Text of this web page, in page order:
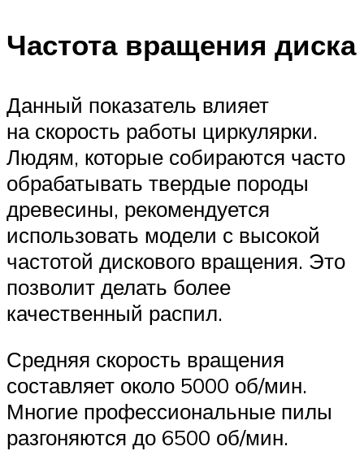
Частота вращения диска
Данный показатель влияет
на скорость работы циркулярки.
Людям, которые собираются часто
обрабатывать твердые породы
древесины, рекомендуется
использовать модели с высокой
частотой дискового вращения. Это
позволит делать более
качественный распил.
Средняя скорость вращения
составляет около 5000 об/мин.
Многие профессиональные пилы
разгоняются до 6500 об/мин.